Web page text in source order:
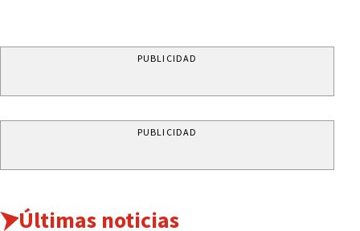
PUBLICIDAD
PUBLICIDAD
Últimas noticias